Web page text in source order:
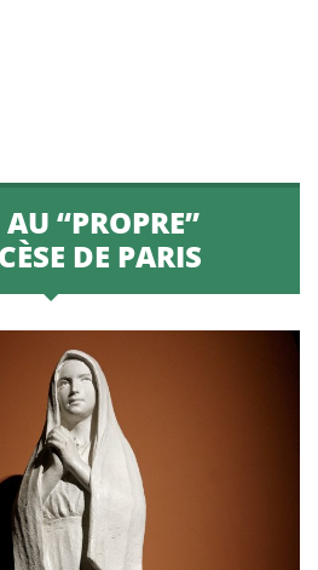
“PROPRE”
DE PARIS